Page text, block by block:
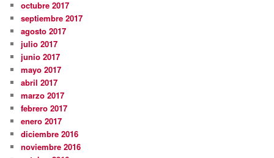
octubre 2017
septiembre 2017
agosto 2017
julio 2017
junio 2017
mayo 2017
abril 2017
marzo 2017
febrero 2017
enero 2017
diciembre 2016
noviembre 2016